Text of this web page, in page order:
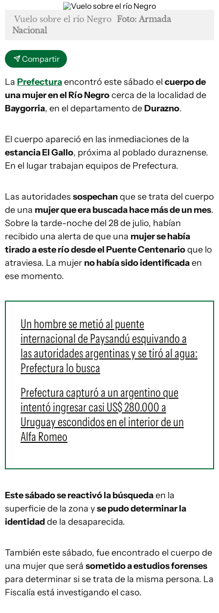
Vuelo sobre el río Negro Foto: Armada
Nacional
Compartir
La Prefecturaencontró este sábado el cuerpo de
una mujer en el Río Negrocerca de la localidad de
Baygorria, en el departamento de Durazno.
El cuerpo apareció en las inmediaciones de la
estancia El Gallo, próxima al poblado duraznense.
En el lugar trabajan equipos de Prefectura.
Las autoridades sospechanque se trata del cuerpo
de una mujer que era buscada hace más de un mes.
Sobre la tarde-noche del 28 de julio, habían
recibido una alerta de que una mujer se había
tirado a este río desde el Puente Centenarioque lo
atraviesa. La mujer no había sido identificadaen
ese momento.
Un hombre se metió al puente
internacional de Paysandú esquivando a
las autoridades argentinas y se tiró al agua:
Prefectura lo busca
Prefectura capturó a un argentino que
intentó ingresar casi US$ 280.000 a
Uruguay escondidos en el interior de un
Alfa Romeo
Este sábado se reactivó la búsquedaen la
superficie de la zona yse pudo determinar la
identidadde la desaparecida.
También este sábado, fue encontrado el cuerpo de
una mujer que será sometido a estudios forenses
para determinar si se trata de la misma persona. La
Fiscalía está investigando el caso.